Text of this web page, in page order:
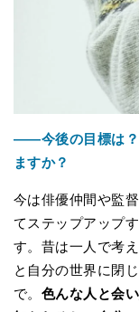
――今後の目標は？
ますか？
今は俳優仲間や監
てステップアップ
す。昔は一人で考
と自分の世界に閉
で。 色んな人と会